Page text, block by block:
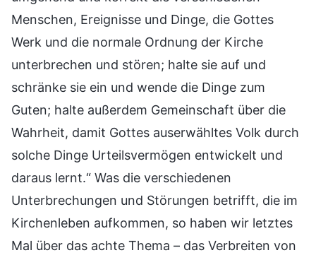
Menschen, Ereignisse und Dinge, die Gottes
Werk und die normale Ordnung der Kirche
unterbrechen und stören; halte sie auf und
schränke sie ein und wende die Dinge zum
Guten; halte außerdem Gemeinschaft über die
Wahrheit, damit Gottes auserwähltes Volk durch
solche Dinge Urteilsvermögen entwickelt und
daraus lernt.“ Was die verschiedenen
Unterbrechungen und Störungen betrifft, die im
Kirchenleben aufkommen, so haben wir letztes
Mal über das achte Thema – das Verbreiten von